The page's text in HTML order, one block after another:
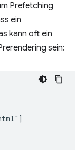
Prefetching
ein
kann oft ein
sein: